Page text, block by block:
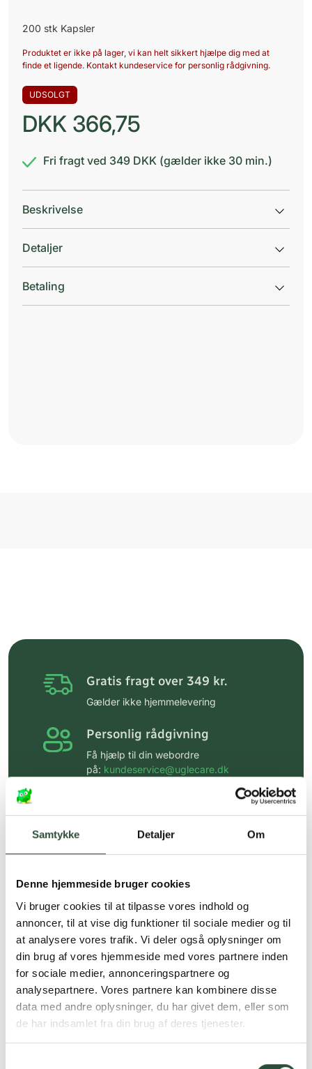
Samtykke Detaljer Om
Denne hjemmeside bruger cookies
Vi bruger cookies til at tilpasse vores indhold og
annoncer, til at vise dig funktioner til sociale medier og til
at analysere vores trafik. Vi deler også oplysninger om
din brug af vores hjemmeside med vores partnere inden
for sociale medier, annonceringspartnere og
analysepartnere. Vores partnere kan kombinere disse
data med andre oplysninger, du har givet dem, eller som
de har indsamlet fra din brug af deres tjenester.
200 stk Kapsler
Produktet er ikke på lager, vi kan helt sikkert hjælpe dig med at
finde et ligende. Kontakt kundeservice for personlig rådgivning.
UDSOLGT
DKK 366,75
Fri fragt ved 349 DKK (gælder ikke 30 min.)
Beskrivelse
Detaljer
Betaling
Gratis fragt over 349 kr.
Gælder ikke hjemmelevering
Personlig rådgivning
Få hjælp til din webordre
på: kundeservice@uglecare.dk
Hurtig levering (30 min. i Kbh)
Faste lave priser*
Stort udvalg af kendte
produkter
Vi tilbyder et stort udvalg af kendte
cremer, vitaminer og andre spændende
produkter – altid til fast lav pris.
Læs mere om Uglecare.dk her